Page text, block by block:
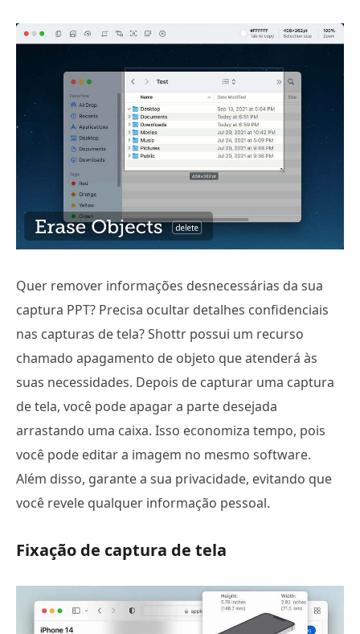
Quer remover informações desnecessárias da sua
captura PPT? Precisa ocultar detalhes confidenciais
nas capturas de tela? Shottr possui um recurso
chamado apagamento de objeto que atenderá às
suas necessidades. Depois de capturar uma captura
de tela, você pode apagar a parte desejada
arrastando uma caixa. Isso economiza tempo, pois
você pode editar a imagem no mesmo software.
Além disso, garante a sua privacidade, evitando que
você revele qualquer informação pessoal.
Fixação de captura de tela